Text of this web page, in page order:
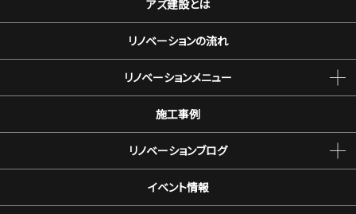
アズ建設とは
リノベーションの流れ
リノベーションメニュー
施工事例
リノベーションブログ
イベント情報